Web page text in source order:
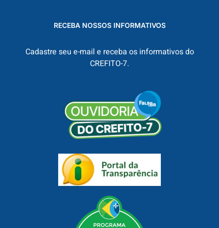
RECEBA NOSSOS INFORMATIVOS
Cadastre seu e-mail e receba os informativos do
CREFITO-7.